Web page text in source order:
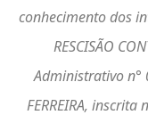
conhecimento dos
RESCISÃO
Administrativo n°
FERREIRA,